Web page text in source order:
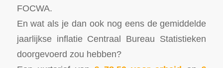
FOCWA.
En wat als je dan ook nog eens de gemiddelde
jaarlijkse inflatie Centraal Bureau Statistieken
doorgevoerd zou hebben?